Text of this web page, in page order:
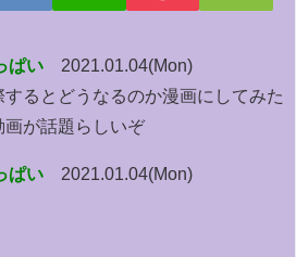
ぱい
2021.01.04(Mon)
るとどうなるのか漫画にしてみた
画が話題らしいぞ
ぱい 2021.01.04(Mon)